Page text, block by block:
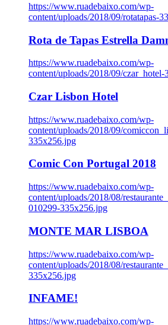
https://www.ruadebaixo.com/wp-
content/uploads/2018/09/rotatapas-
Rota de Tapas Estrella
https://www.ruadebaixo.com/wp-
content/uploads/2018/09/
Czar Lisbon Hotel
https://www.ruadebaixo.com/wp-
content/uploads/2018/09/
335x256.jpg
Comic Con Portugal 2018
https://www.ruadebaixo.com/wp-
content/uploads/2018/08/
010299-335x256.jpg
MONTE MAR LISBOA
https://www.ruadebaixo.com/wp-
content/uploads/2018/08/
335x256.jpg
INFAME!
https://www.ruadebaixo.com/wp-